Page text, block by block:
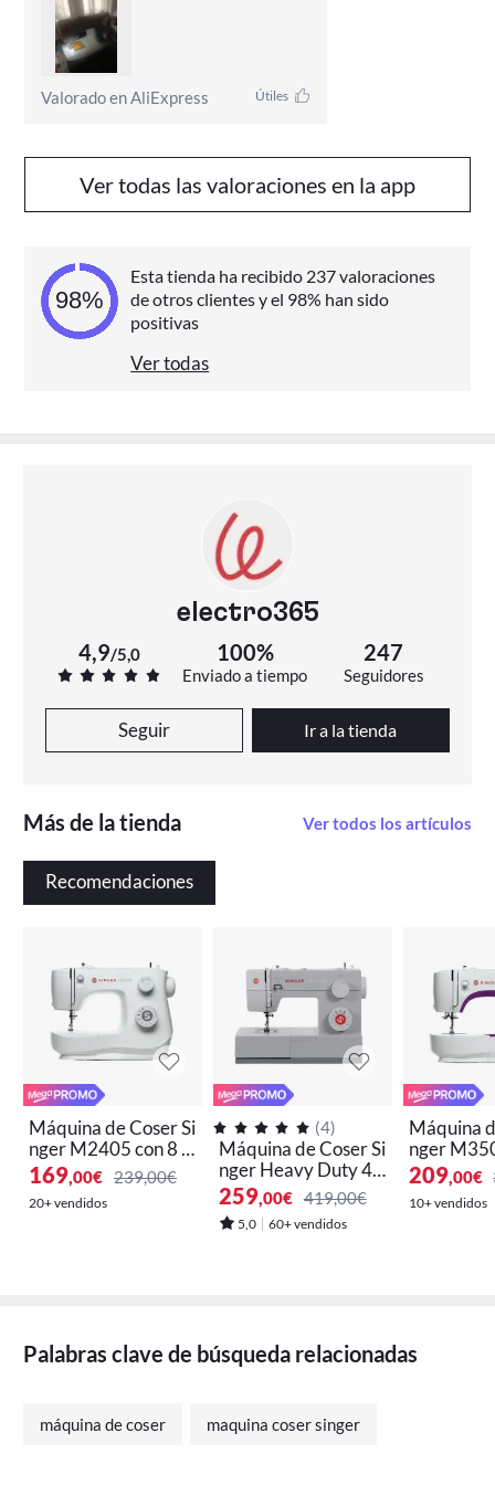
va
Valorado en AliExpress Útiles
Ver todas las valoraciones en la app
Esta tienda ha recibido 237 valoraciones
de otros clientes y el 98% han sido
positivas
Ver todas
electro365
4,9/5,0 100%
Enviado a tiempo
247
Seguidores
Seguir Ir a la tienda
Más de la tienda Ver todos los artículos
Recomendaciones
Máquina de Coser Si
nger M2405 con 8 P
untadas Básicas y D
ecorativas
169,00€ 239,00€
20+ vendidos
(4)
Máquina de Coser Si
nger Heavy Duty 44
11 Semi-profesional
259,00€ 419,00€
5,0 60+ vendidos
Máquina
nger
ntadas -
n Largo y
al
209,00€
10+ vendidos
Palabras clave de búsqueda relacionadas
máquina de coser maquina coser singer